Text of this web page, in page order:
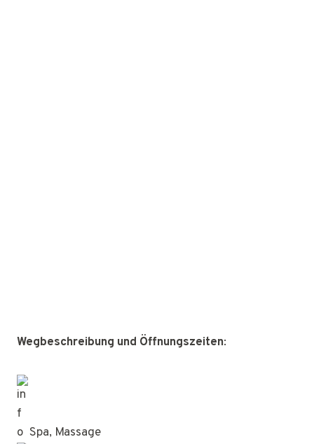
Wegbeschreibung und Öffnungszeiten:
Spa, Massage